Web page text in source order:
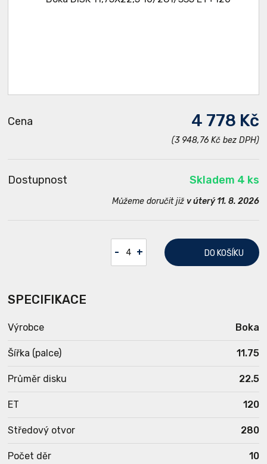
Cena 4 778 Kč
(3 948,76 Kč bez DPH)
Dostupnost Skladem 4 ks
Můžeme doručit již v úterý 11. 8. 2026
- + DO KOŠÍKU
SPECIFIKACE
Výrobce Boka
Šířka (palce) 11.75
Průměr disku 22.5
ET 120
Středový otvor 280
Počet děr 10